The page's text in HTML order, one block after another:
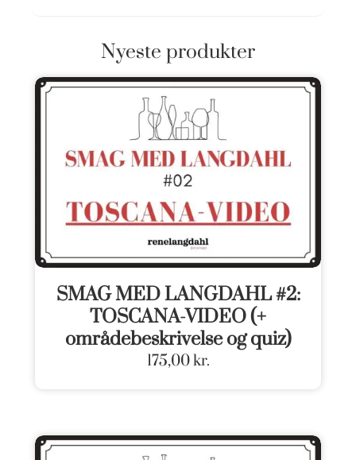
Nyeste produkter
SMAG MED LANGDAHL #2:
TOSCANA-VIDEO (+
områdebeskrivelse og quiz)
175,00kr.